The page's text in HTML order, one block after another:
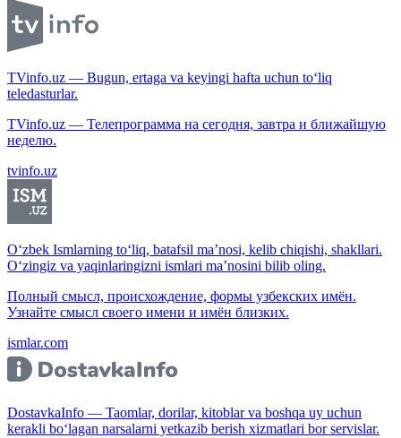
TVinfo.uz — Bugun, ertaga va keyingi hafta uchun to‘liq
teledasturlar.
TVinfo.uz — Телепрограмма на сегодня, завтра и ближайшую
неделю.
tvinfo.uz
O‘zbek Ismlarning to‘liq, batafsil ma’nosi, kelib chiqishi, shakllari.
O‘zingiz va yaqinlaringizni ismlari ma’nosini bilib oling.
Полный смысл, происхождение, формы узбекских имён.
Узнайте смысл своего имени и имён близких.
ismlar.com
DostavkaInfo — Taomlar, dorilar, kitoblar va boshqa uy uchun
kerakli bo‘lagan narsalarni yetkazib berish xizmatlari bor servislar.